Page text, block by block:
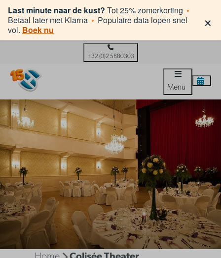
Last minute naar de kust? Tot 25% zomerkorting •
Betaal later met Klarna • Populaire data lopen snel
vol. Boek nu ×
+32 (0)2 5880303
Menu